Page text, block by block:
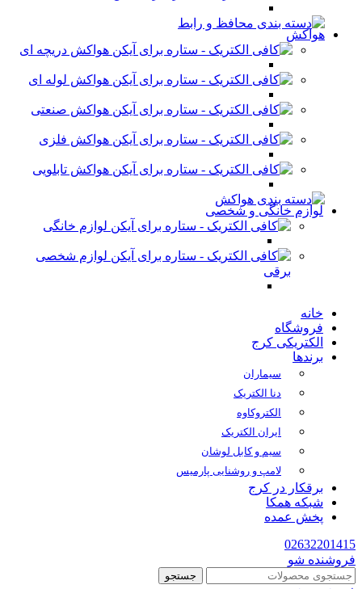
هواکش
هواکش دریچه ای
هواکش لوله ای
هواکش صنعتی
هواکش فلزی
هواکش تابلویی
لوازم خانگی و شخصی
لوازم خانگی
لوازم شخصی
برقی
خانه
فروشگاه
الکتریکی کرج
برندها
سیماران
دنا الکتریک
الکتروکاوه
ایران الکتریک
سیم و کابل لوشان
لامپ و روشنایی پارمیس
برقکار در کرج
شبکه همکا
پخش عمده
02632201415
فروشنده شو
جستجو